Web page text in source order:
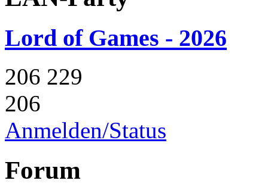
Lord of Games - 2026
206 229
206
Anmelden/Status
Forum